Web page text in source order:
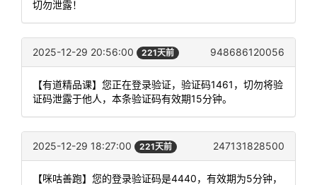
切勿泄露！
2025-12-29 20:56:00 221天前 948686120056
【有道精品课】您正在登录验证，验证码1461，切勿将验
证码泄露于他人，本条验证码有效期15分钟。
2025-12-29 18:27:00 221天前 247131828500
【咪咕善跑】您的登录验证码是4440，有效期为5分钟，